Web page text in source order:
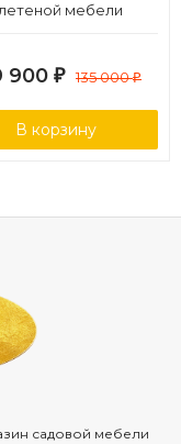
мебели
900 ₽ 135 000₽
В корзину
садовой мебели